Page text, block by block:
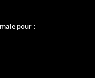
pour :